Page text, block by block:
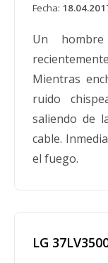
Fecha:
Un
Mientras
ruido
saliendo de
cable.
el fuego.
LG